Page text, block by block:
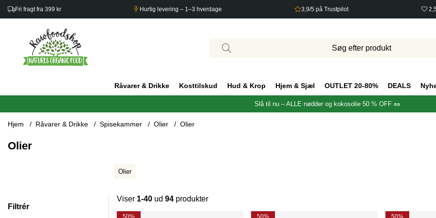
Fri fragt fra 399 kr Hurtig levering – 1–3 hverdage 3,9/5 på Trustpilot
Råvarer & Drikke Kosttilskud Hud & Krop Hjem & Sjæl OUTLET 20-80% DEALS
Slå til nu – ALLE nødder og kokosolie 50 % OFF 🥜
Hjem Råvarer & Drikke Spisekammer Olier Olier
Olier
Olier
Filtrér
Viser 1-40 ud 94 produkter
Produkter